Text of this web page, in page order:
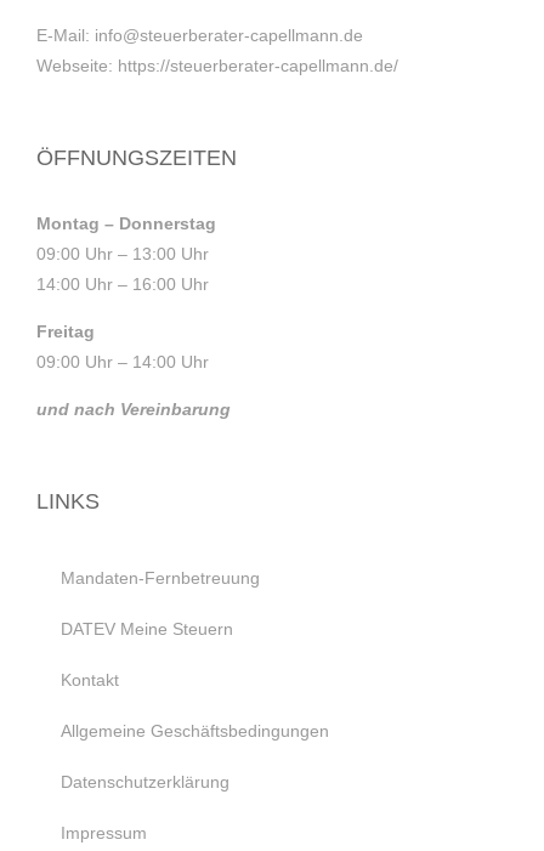
E-Mail: info@steuerberater-capellmann.de
Webseite: https://steuerberater-capellmann.de/
ÖFFNUNGSZEITEN
Montag – Donnerstag
09:00 Uhr – 13:00 Uhr
14:00 Uhr – 16:00 Uhr
Freitag
09:00 Uhr – 14:00 Uhr
und nach Vereinbarung
LINKS
Mandaten-Fernbetreuung
DATEV Meine Steuern
Kontakt
Allgemeine Geschäftsbedingungen
Datenschutzerklärung
Impressum